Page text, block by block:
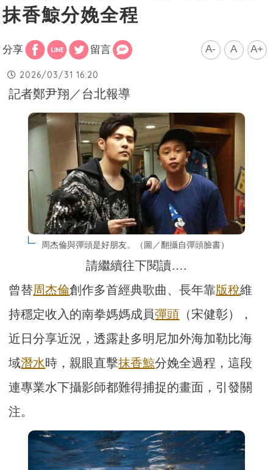
抹香鯨分娩全程
分享 留言 A- A A+
2026/03/31 16:20
記者鄭尹翔／台北報導
周杰倫與彈頭是好朋友。（圖／翻攝自彈頭臉書）
請繼續往下閱讀….
曾替周杰倫創作多首經典歌曲、長年靠版稅維
持穩定收入的南拳媽媽成員彈頭 （宋健彰），
近日分享近況，透露赴多明尼加外海加勒比海
域潛水時，親眼直擊抹香鯨分娩全過程，這段
連專業水下攝影師都難得捕捉的畫面，引發關
注。